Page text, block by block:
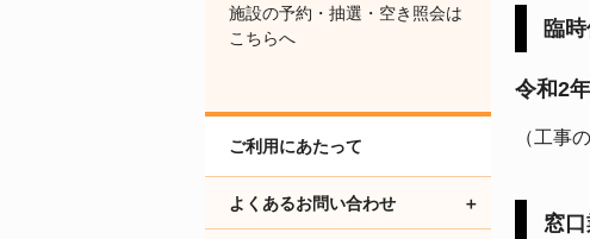
施設の予約・抽選・空き照会は
こちらへ
ご利用にあたって
よくあるお問い合わせ
臨
令和2
（工事
窓